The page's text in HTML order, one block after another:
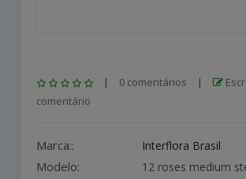
| 0 comentários |
comentário
Marca:: Interflora Brasil
Modelo: 12 roses medium